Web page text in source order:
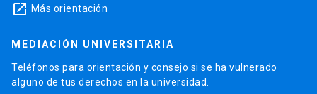
launch Más orientación
MEDIACIÓN UNIVERSITARIA
Teléfonos para orientación y consejo si se ha vulnerado
alguno de tus derechos en la universidad.